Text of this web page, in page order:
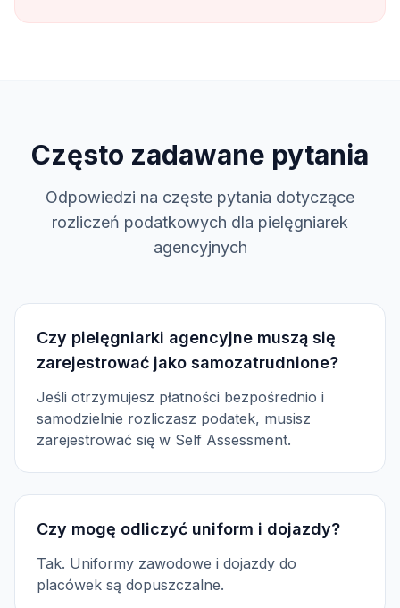
Często zadawane pytania
Odpowiedzi na częste pytania dotyczące
rozliczeń podatkowych dla pielęgniarek
agencyjnych
Czy pielęgniarki agencyjne muszą się
zarejestrować jako samozatrudnione?
Jeśli otrzymujesz płatności bezpośrednio i
samodzielnie rozliczasz podatek, musisz
zarejestrować się w Self Assessment.
Czy mogę odliczyć uniform i dojazdy?
Tak. Uniformy zawodowe i dojazdy do
placówek są dopuszczalne.